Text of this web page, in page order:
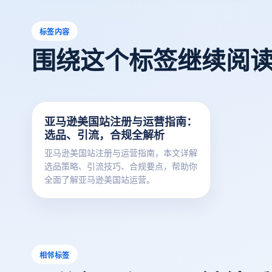
标签内容
围绕这个标签继续阅
亚马逊美国站注册与运营指南：
选品、引流，合规全解析
亚马逊美国站注册与运营指南，本文详解
选品策略、引流技巧、合规要点，帮助你
全面了解亚马逊美国站运营。
相邻标签